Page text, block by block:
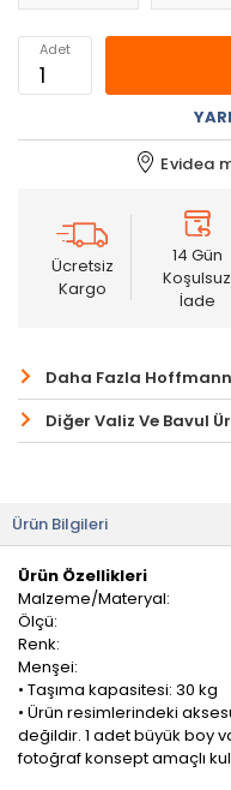
Adet
Evidea
Ücretsiz
Kargo
14 Gün
Koşulsuz
İade
Daha Fazla
Diğer Valiz Ve Bavul
Ürün Bilgileri
Ürün Özellikleri
Malzeme/Materyal:
Ölçü:
Renk:
Menşei:
• Taşıma kapasitesi: 30 kg
• Ürün resimlerindeki
değildir. 1 adet büyük boy
fotoğraf konsept amaçlı